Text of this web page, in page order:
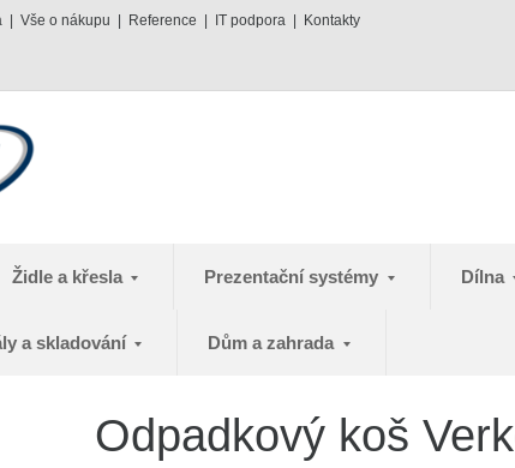
Vše o nákupu Reference IT podpora Kontakty
Židle a křesla Prezentační systémy Dílna
a skladování Dům a zahrada
Odpadkový koš